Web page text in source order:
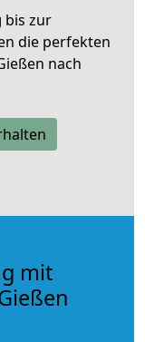
bis zur
die perfekten
nach
mit